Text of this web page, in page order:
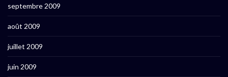
septembre 2009
août 2009
juillet 2009
juin 2009